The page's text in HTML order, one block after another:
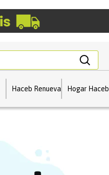
Haceb Renueva Hogar Haceb